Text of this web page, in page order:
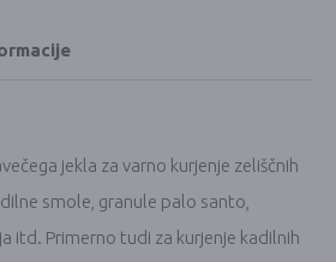
jekla za varno kurjenje zeliščnih
smole, granule palo santo,
itd. Primerno tudi za kurjenje kadilnih